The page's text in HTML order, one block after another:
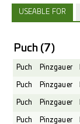
USEABLE FOR
Puch (7)
Puch Pinzgauer
Puch Pinzgauer
Puch Pinzgauer
Puch Pinzgauer